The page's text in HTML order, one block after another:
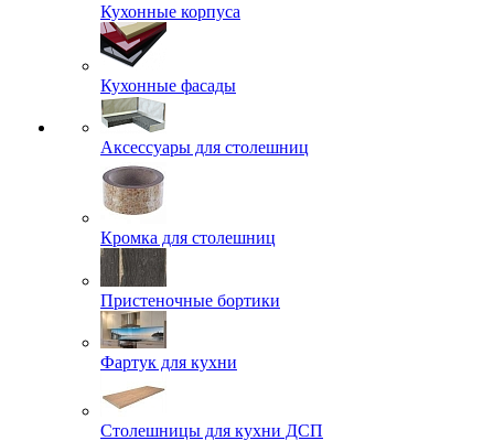
Кухонные корпуса
Кухонные фасады
Аксессуары для столешниц
Кромка для столешниц
Пристеночные бортики
Фартук для кухни
Столешницы для кухни ДСП